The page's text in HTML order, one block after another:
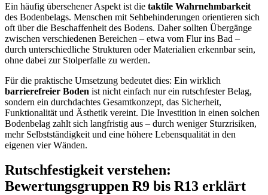
Ein häufig übersehener Aspekt ist die taktile Wahrnehmbarkeit
des Bodenbelags. Menschen mit Sehbehinderungen orientieren sich
oft über die Beschaffenheit des Bodens. Daher sollten Übergänge
zwischen verschiedenen Bereichen – etwa vom Flur ins Bad –
durch unterschiedliche Strukturen oder Materialien erkennbar sein,
ohne dabei zur Stolperfalle zu werden.
Für die praktische Umsetzung bedeutet dies: Ein wirklich
barrierefreier Boden ist nicht einfach nur ein rutschfester Belag,
sondern ein durchdachtes Gesamtkonzept, das Sicherheit,
Funktionalität und Ästhetik vereint. Die Investition in einen solchen
Bodenbelag zahlt sich langfristig aus – durch weniger Sturzrisiken,
mehr Selbstständigkeit und eine höhere Lebensqualität in den
eigenen vier Wänden.
Rutschfestigkeit verstehen:
Bewertungsgruppen R9 bis R13 erklärt